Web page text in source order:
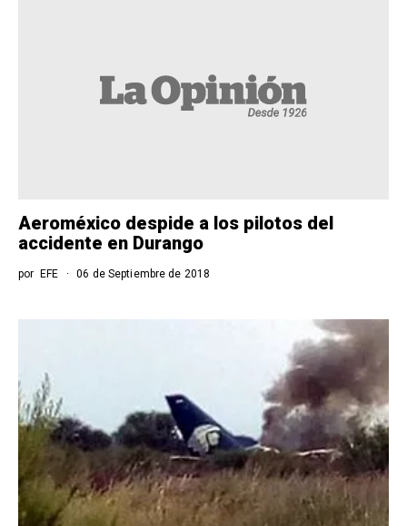
Aeroméxico despide a los pilotos del
accidente en Durango
por EFE 06 de Septiembre de 2018